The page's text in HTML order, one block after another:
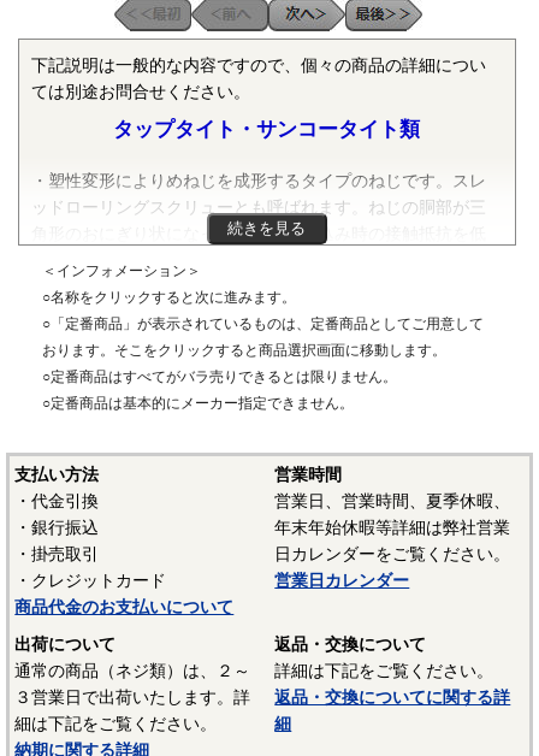
下記説明は一般的な内容ですので、個々の商品の詳細につい
ては別途お問合せください。
タップタイト・サンコータイト類
・塑性変形によりめねじを成形するタイプのねじです。スレ
ッドローリングスクリューとも呼ばれます。ねじの胴部が三
角形のおにぎり状になっていて、ねじ込み時の接触抵抗を低
プ・Ｂタイプ・Ｃタイプ・Ｐタイプがあります。これ以外に
もさまざまな特徴をもったスレッドローリングスクリューが
・タップタイト・サンコータイトの種類については
ンネジの種類」 をご参照ください。
タップタイト・サンコータイト Pタイプ
〇特徴
Ｐタイプ：可塑性プラスチック用のねじです。ねじ山が２本
ある２条ねじ（リードがピッチの倍）のため、１回転で２倍
の距離をねじ込むことができます。
〇頭部形状
ナベ・皿・丸皿・トラス・バインド等があります。特徴は
下記の通りです。
続きを見る
＜インフォメーション＞
○名称をクリックすると次に進みます。
○「定番商品」が表示されているものは、定番商品としてご用意して
おります。そこをクリックすると商品選択画面に移動します。
○定番商品はすべてがバラ売りできるとは限りません。
○定番商品は基本的にメーカー指定できません。
支払い方法
・代金引換
・銀行振込
・掛売取引
・クレジットカード
商品代金のお支払いについて
営業時間
営業日、営業時間、夏季休暇、
年末年始休暇等詳細は弊社営業
日カレンダーをご覧ください。
営業日カレンダー
出荷について
通常の商品（ネジ類）は、２～
３営業日で出荷いたします。詳
細は下記をご覧ください。
納期に関する詳細
返品・交換について
詳細は下記をご覧ください。
返品・交換についてに関する詳
細